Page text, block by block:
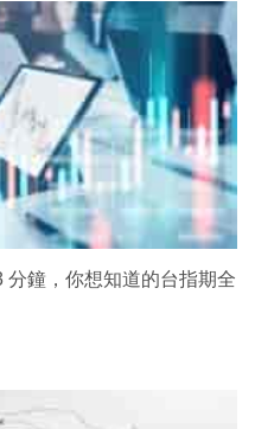
分鐘，你想知道的台指期全